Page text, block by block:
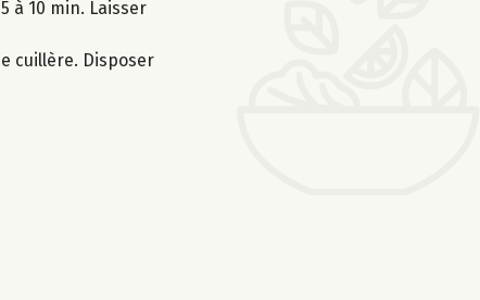
à 10 min. Laisser
cuillère. Disposer